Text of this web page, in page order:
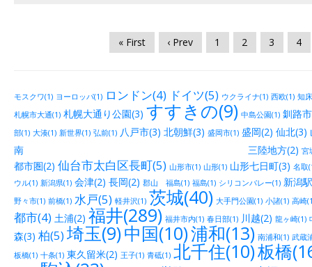
« First ‹ Prev 1 2 3 4
モスクワ(1) ヨーロッパ(1) ロンドン(4) ドイツ(5) ウクライナ(1) 西欧(1) 知
札幌市大通(1) 札幌大通り公園(3) すすきの(9) 中島公園(1) 釧路
部(1) 大湊(1) 新世界(1) 弘前(1) 八戸市(3) 北朝鮮(3) 盛岡市(1) 盛岡(2) 仙北(3)
南 三陸地方(2) 宮
都市圏(2) 仙台市太白区長町(5) 山形市(1) 山形(1) 山形七日町(3) 名取
ウル(1) 新潟県(1) 会津(2) 長岡(2) 郡山 福島(1) 福島(1) シリコンバレー(1) 新潟
野々市(1) 前橋(1) 水戸(5) 軽井沢(1) 茨城(40) 大手門公園(1) 小諸(1) 高崎
都市(4) 土浦(2) 福井(289) 福井市内(1) 春日部(1) 川越(2) 龍ヶ崎(1)
森(3) 柏(5)埼玉(9)中国(10)浦和(13) 南浦和(1) 武蔵
板橋(1) 十条(1) 東久留米(2) 王子(1) 青砥(1) 北千住(10)板橋